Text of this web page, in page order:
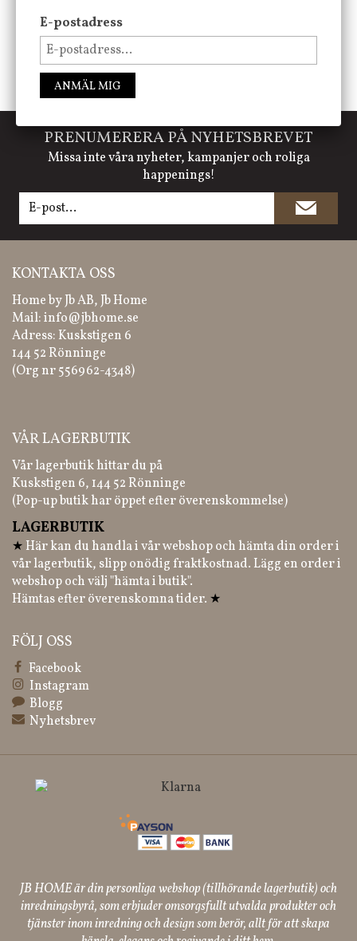
PRENUMERERA PÅ NYHETSBREVET
Missa inte våra nyheter, kampanjer och roliga
happenings!
KONTAKTA OSS
Home by Jb AB, Jb Home
Mail:info@jbhome.se
Adress: Kuskstigen 6
144 52 Rönninge
(Org nr 556962-4348)
VÅR LAGERBUTIK
Vår lagerbutik hittar du på
Kuskstigen 6, 144 52 Rönninge
(Pop-up butik har öppet efter överenskommelse)
LAGERBUTIK
★ Här kan du handla i vår webshop och hämta din order i
vår lagerbutik, slipp onödig fraktkostnad. Lägg en order i
webshop och välj "hämta i butik".
Hämtas efter överenskomna tider. ★
FÖLJ OSS
Facebook
Instagram
Blogg
Nyhetsbrev
JB HOME är din personliga webshop (tillhörande lagerbutik) och
inredningsbyrå, som erbjuder omsorgsfullt utvalda produkter och
tjänster inom inredning och design som berör, allt för att skapa
E-postadress
ANMÄL MIG